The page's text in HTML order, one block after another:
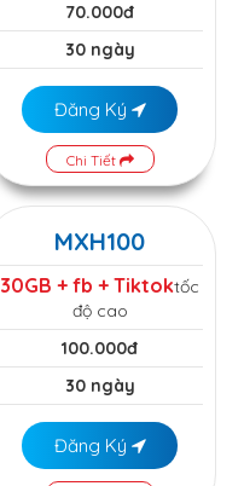
70.000đ
30 ngày
Đăng Ký
Chi Tiết
MXH100
30GB + fb + Tiktoktốc
độ cao
100.000đ
30 ngày
Đăng Ký